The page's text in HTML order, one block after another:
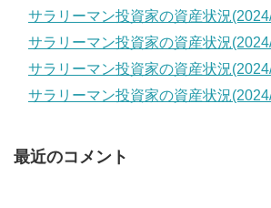
サラリーマン投資家の資産状況
サラリーマン投資家の資産状況
サラリーマン投資家の資産状況
サラリーマン投資家の資産状況
最近のコメント